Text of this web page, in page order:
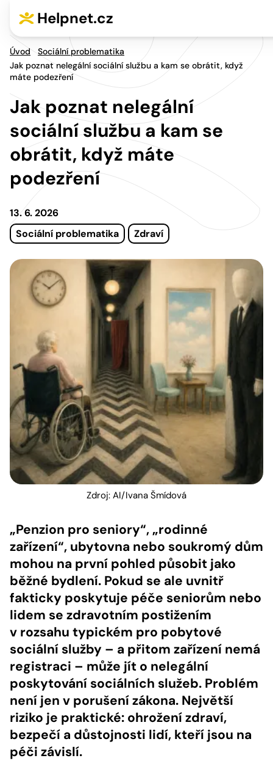
Helpnet.cz
Úvod
Sociální problematika
Jak poznat nelegální sociální službu a kam se obrátit, když
máte podezření
Jak poznat nelegální
sociální službu a kam se
obrátit, když máte
podezření
13. 6. 2026
Sociální problematika
Zdraví
Zdroj: AI/Ivana Šmídová
„Penzion pro seniory“, „rodinné
zařízení“, ubytovna nebo soukromý dům
mohou na první pohled působit jako
běžné bydlení. Pokud se ale uvnitř
fakticky poskytuje péče seniorům nebo
lidem se zdravotním postižením
v rozsahu typickém pro pobytové
sociální služby – a přitom zařízení nemá
registraci – může jít o nelegální
poskytování sociálních služeb. Problém
není jen v porušení zákona. Největší
riziko je praktické: ohrožení zdraví,
bezpečí a důstojnosti lidí, kteří jsou na
péči závislí.